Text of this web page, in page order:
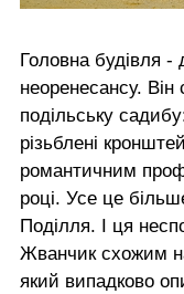
Головна будівля -
неоренесансу.
подільську
різьблені
романтичним
році. Усе це
Поділля. І ця
Жванчик схожим
який випадково